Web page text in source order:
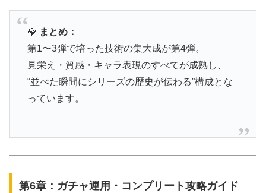
💎 まとめ：
第1〜3弾で培った技術の集大成が第4弾。
見栄え・質感・キャラ表現のすべてが成熟し、
“並べた瞬間にシリーズの歴史が伝わる”構成とな
っています。
第6章：ガチャ運用・コンプリート攻略ガイド